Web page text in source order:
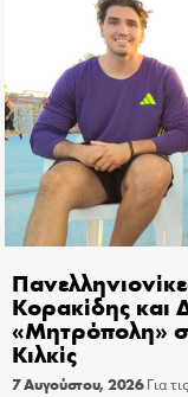
Κορακίδης και
«Μητρόπολη»
Κιλκίς
7 Αυγούστου, 2026 Για